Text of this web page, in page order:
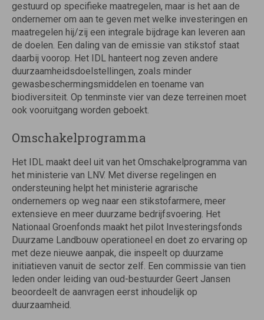
gestuurd op specifieke maatregelen, maar is het aan de
ondernemer om aan te geven met welke investeringen en
maatregelen hij/zij een integrale bijdrage kan leveren aan
de doelen. Een daling van de emissie van stikstof staat
daarbij voorop. Het IDL hanteert nog zeven andere
duurzaamheidsdoelstellingen, zoals minder
gewasbeschermingsmiddelen en toename van
biodiversiteit. Op tenminste vier van deze terreinen moet
ook vooruitgang worden geboekt.
Omschakelprogramma
Het IDL maakt deel uit van het Omschakelprogramma van
het ministerie van LNV. Met diverse regelingen en
ondersteuning helpt het ministerie agrarische
ondernemers op weg naar een stikstofarmere, meer
extensieve en meer duurzame bedrijfsvoering. Het
Nationaal Groenfonds maakt het pilot Investeringsfonds
Duurzame Landbouw operationeel en doet zo ervaring op
met deze nieuwe aanpak, die inspeelt op duurzame
initiatieven vanuit de sector zelf. Een commissie van tien
leden onder leiding van oud-bestuurder Geert Jansen
beoordeelt de aanvragen eerst inhoudelijk op
duurzaamheid.